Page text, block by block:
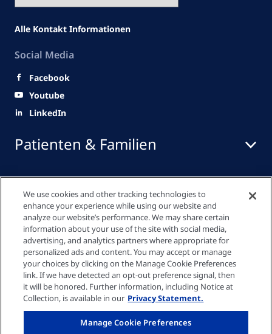
Patienten & Familien
Medizinisches Fachpersonal
Quick Links
Alle Kontakt Informationen
Social Media
Facebook
Youtube
LinkedIn
Datenschutzrichtlinie
Cookie-Einstellungen
We use cookies and other tracking technologies to
enhance your experience while using our website and
analyze our website’s performance. We may share certain
information about your use of the site with social media,
advertising, and analytics partners where appropriate for
personalized ads and content. You may accept or manage
your choices by clicking on the Manage Cookie Preferences
link. If we have detected an opt-out preference signal, then
it will be honored. Further information, including Notice at
Collection, is available in our Privacy Statement.
Manage Cookie Preferences